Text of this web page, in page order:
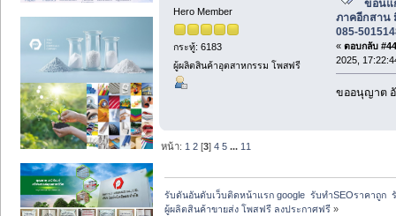
Hero Member
กระทู้: 6183
ผู้ผลิตสินค้าอุตสาหกรรม โพสฟรี
ขอนแ
ภาคอีกสาน
085-
« ตอบกลับ
2025,
ขออนุญาต
หน้า: 1 2 [3]4 5 ... 11
รับดันอันดับเว็บติดหน้าแรก google  รับทำSEOราคาถูก
ผู้ผลิตสินค้าขายส่ง โพสฟรี ลงประกาศฟรี »